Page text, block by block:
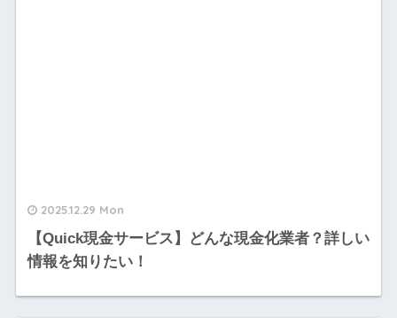
2025.12.29 Mon
【Quick現金サービス】どんな現金化業者？詳しい
情報を知りたい！